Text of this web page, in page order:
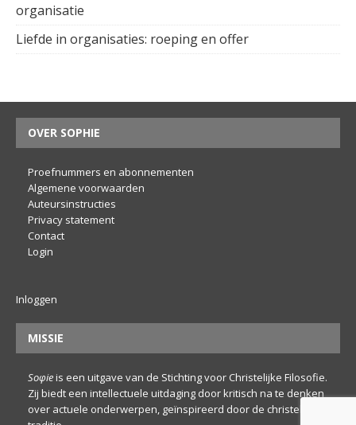
organisatie
Liefde in organisaties: roeping en offer
OVER SOPHIE
Proefnummers en abonnementen
Algemene voorwaarden
Auteursinstructies
Privacy statement
Contact
Login
Inloggen
MISSIE
Soφieis een uitgave van de Stichting voor Christelijke Filosofie.
Zij biedt een intellectuele uitdaging door kritisch na te denken
over actuele onderwerpen, geïnspireerd door de christelijke